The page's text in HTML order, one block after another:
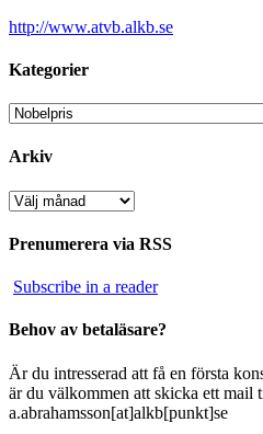
http://www.atvb.alkb.se
Kategorier
Kategorier
Arkiv
Arkiv
Prenumerera via RSS
Subscribe in a reader
Behov av betaläsare?
Är du intresserad att få en första
är du välkommen att skicka ett mail
a.abrahamsson[at]alkb[punkt]se